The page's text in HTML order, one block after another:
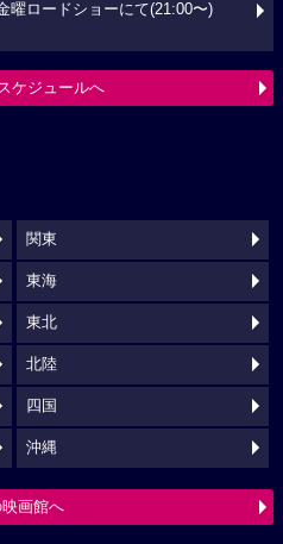
曜ロードショーにて(21:00〜)
ケジュールへ
関東
東海
東北
北陸
四国
沖縄
画館へ